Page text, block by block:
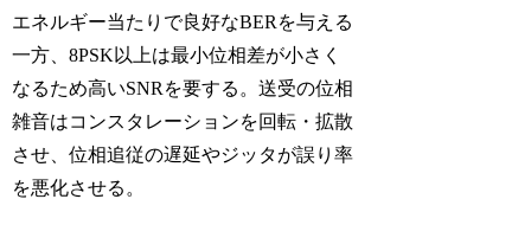
エネルギー当たりで良好なBERを与える
一方、8PSK以上は最小位相差が小さく
なるため高いSNRを要する。送受の位相
雑音はコンスタレーションを回転・拡散
させ、位相追従の遅延やジッタが誤り率
を悪化させる。